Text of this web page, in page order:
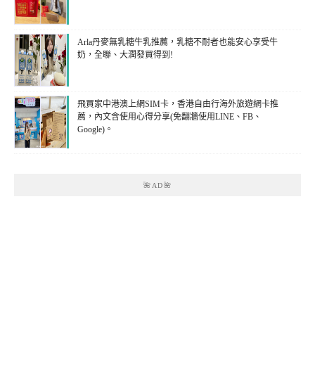
Arla丹麥無乳糖牛乳推薦，乳糖不耐者也能安心享受牛
奶，全聯、大潤發買得到!
飛買家中港澳上網SIM卡，香港自由行海外旅遊網卡推
薦，內文含使用心得分享(免翻牆使用LINE、FB、
Google)。
🌺AD🌺